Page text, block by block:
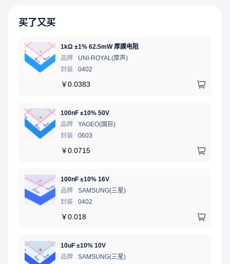
买了又买
1kΩ ±1% 62.5mW 厚膜电阻
品牌
UNI-ROYAL(厚声)
封装
0402
￥0.0383
100nF ±10% 50V
品牌
YAGEO(国巨)
封装
0603
￥0.0715
100nF ±10% 16V
品牌
SAMSUNG(三星)
封装
0402
￥0.018
10uF ±10% 10V
品牌
SAMSUNG(三星)